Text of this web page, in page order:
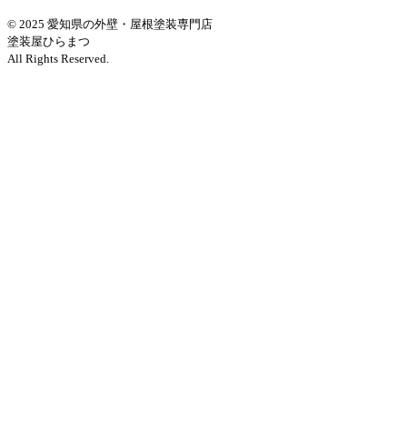
© 2025 愛知県の外壁・屋根塗装専門店
塗装屋ひらまつ
All Rights Reserved.